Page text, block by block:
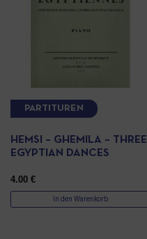
PARTITUREN
HEMSI – GHEMILA – THREE
EGYPTIAN DANCES
4.00 €
In den Warenkorb